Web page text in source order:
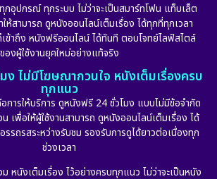
อุปกรณ์ ทุกระบบ ไม่ว่าจะเป็นสมาร์ทโฟน แท็บเล็ต
ห้สามารถ ดูหนังออนไลน์เต็มเรื่อง ได้ทุกที่ทุกเวลา
ข้าถึง หนังฟรีออนไลน์ ได้ทันที ตอบโจทย์ไลฟ์สไตล์
ของผู้ใช้งานยุคใหม่อย่างแท้จริง
ง ไม่มีโฆษณากวนใจ หนังเต็มเรื่องครบ
ทุกแนว
ารให้บริการ ดูหนังฟรี 24 ชั่วโมง แบบไม่มีข้อจำกัด
เพื่อให้ผู้ใช้งานสามารถ ดูหนังออนไลน์เต็มเรื่อง ได้
รรถรสระหว่างรับชม รองรับการดูได้ยาวต่อเนื่องทุก
ช่วงเวลา
หนังเต็มเรื่อง ไว้อย่างครบทุกแนว ไม่ว่าจะเป็นหนัง